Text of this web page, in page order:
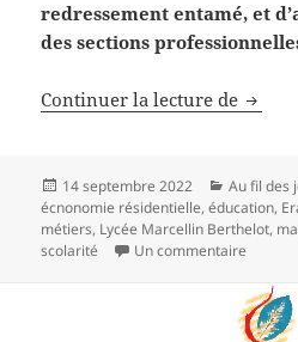
redressement entamé, et
des sections
Continuer la lecture de Un
Publié
le
14 septembre 2022 Au fil des
écnonomie résidentielle,éducation,
métiers, Lycée Marcellin Berthelot,
scolarité
Un commentaire